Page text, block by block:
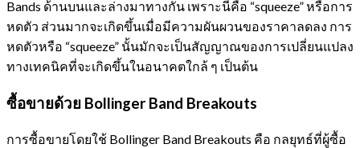
Bands ด้านบนและล่างมาทางกัน เพราะนี่คือ “squeeze” หรือการ
หดตัว ส่วนมากจะเกิดขึ้นเมื่อมีความผันผวนของราคาลดลง การ
หดตัวหรือ “squeeze” นั้นมักจะเป็นสัญญาณของการเปลี่ยนแปลง
ทางเทคนิคที่จะเกิดขึ้นในอนาคตใกล้ ๆ เป็นต้น
ซื้อขายด้วย Bollinger Band Breakouts
การซื้อขายโดยใช้ Bollinger Band Breakouts คือ กลยุทธ์ที่ผู้ซื้อ